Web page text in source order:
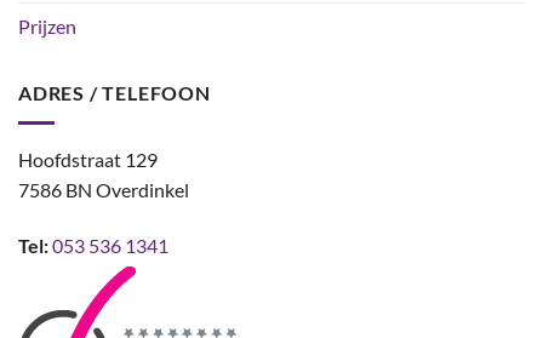
Prijzen
ADRES / TELEFOON
Hoofdstraat 129
7586 BN Overdinkel
Tel:053 536 1341